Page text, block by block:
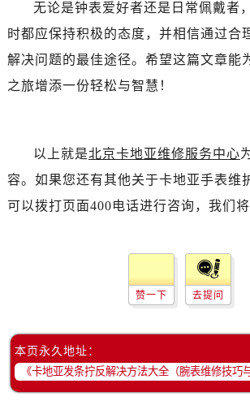
无论是钟表爱好者还是日常佩戴者
时都应保持积极的态度，并相信通过合
解决问题的最佳途径。希望这篇文章能
之旅增添一份轻松与智慧！
以上就是北京卡地亚维修服务中心
容。如果您还有其他关于卡地亚手表维
可以拨打页面400电话进行咨询，我们将
赞一下 去提问
本页永久地址：